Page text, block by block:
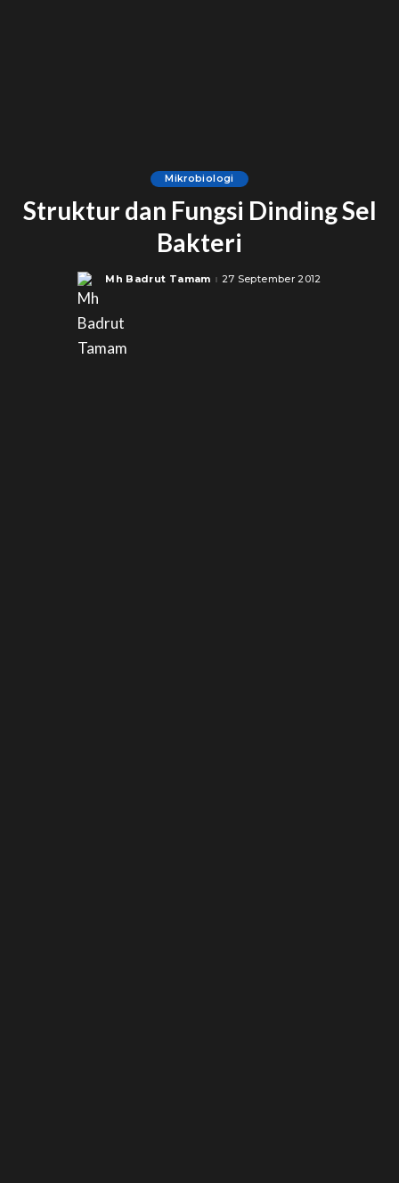
Mikrobiologi
Struktur dan Fungsi Dinding Sel
Bakteri
Posted
Mh Badrut Tamam 27 September 2012